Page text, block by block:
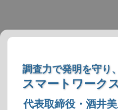
調査力で発明を守り
スマートワーク
代表取締役・酒井